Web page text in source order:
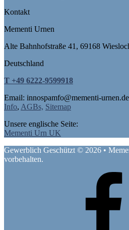
Kontakt
Mementi Urnen
Alte Bahnhofstraße 41, 69168
Deutschland
T +49 6222-9599918
Email: innospamfo@mementi-urnen.de
Info, AGBs, Sitemap
Unsere englische Seite:
Mementi Urn UK
Gewerblich Geschützt © 2026 •
vorbehalten.